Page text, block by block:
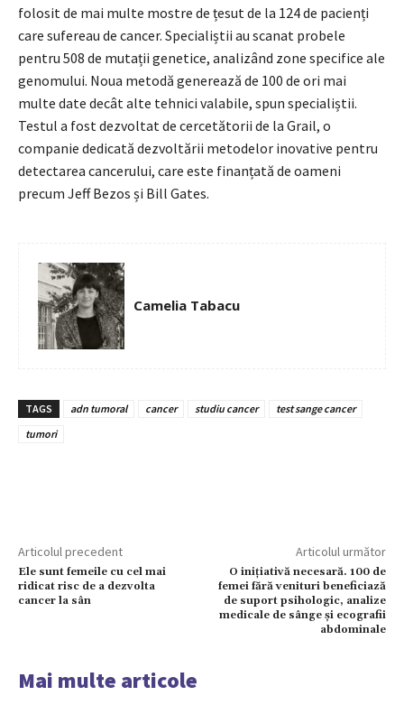
folosit de mai multe mostre de țesut de la 124 de pacienți
care sufereau de cancer. Specialiștii au scanat probele
pentru 508 de mutații genetice, analizând zone specifice ale
genomului. Noua metodă generează de 100 de ori mai
multe date decât alte tehnici valabile, spun specialiștii.
Testul a fost dezvoltat de cercetătorii de la Grail, o
companie dedicată dezvoltării metodelor inovative pentru
detectarea cancerului, care este finanțată de oameni
precum Jeff Bezos și Bill Gates.
Camelia Tabacu
TAGS adn tumoral cancer studiu cancer
test sange cancer
tumori
Articolul precedent
Ele sunt femeile cu cel mai
ridicat risc de a dezvolta
cancer la sân
Articolul următor
O inițiativă necesară. 100 de
femei fără venituri beneficiază
de suport psihologic, analize
medicale de sânge și ecografii
abdominale
Mai multe articole